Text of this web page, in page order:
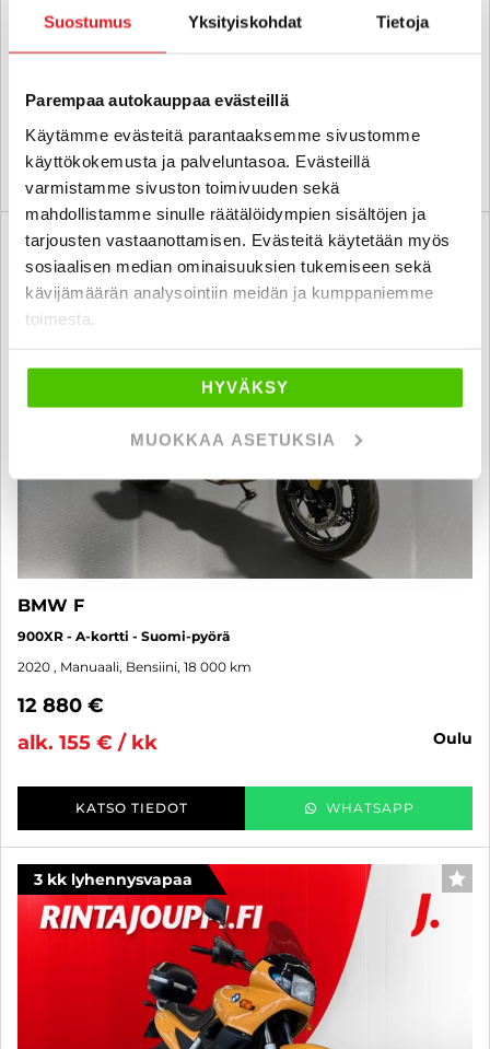
Suostumus Yksityiskohdat Tietoja
Parempaa autokauppaa evästeillä
Käytämme evästeitä parantaaksemme sivustomme
käyttökokemusta ja palveluntasoa. Evästeillä
varmistamme sivuston toimivuuden sekä
mahdollistamme sinulle räätälöidympien sisältöjen ja
tarjousten vastaanottamisen. Evästeitä käytetään myös
sosiaalisen median ominaisuuksien tukemiseen sekä
kävijämäärän analysointiin meidän ja kumppaniemme
toimesta.
HYVÄKSY
MUOKKAA ASETUKSIA
2023 , Manuaali, Bensiini, 8 000 km
alk. 191 € / kk
KATSO TIEDOT WHATSAPP
3 kk lyhennysvapaa
BMW F
900XR - A-kortti - Suomi-pyörä
2020 , Manuaali, Bensiini, 18 000 km
12 880 €
alk. 155 € / kk
oulu
KATSO TIEDOT WHATSAPP
3 kk lyhennysvapaa